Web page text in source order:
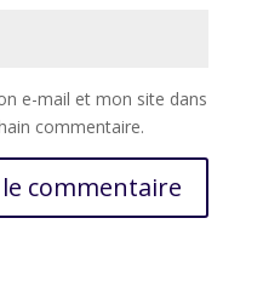
e-mail et mon site dans
commentaire.